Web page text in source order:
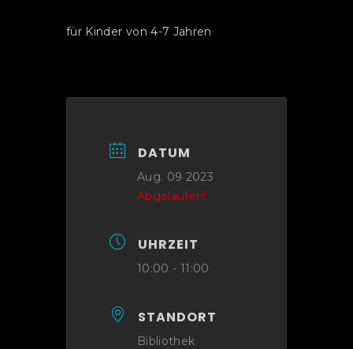
für Kinder von 4-7 Jahren
DATUM
Aug. 09 2023
Abgelaufen!
UHRZEIT
10:00 - 11:00
STANDORT
Bibliothek